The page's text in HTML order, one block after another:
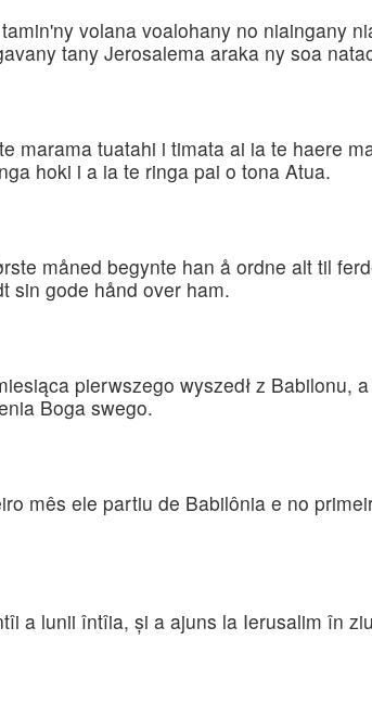
volana voalohany no niaingany
tany Jerosalema araka ny soa
marama tuatahi i timata ai ia te haere
hoki i a ia te ringa pai o tona Atua.
måned begynte han å ordne alt til
sin gode hånd over ham.
pierwszego wyszedł z Babilonu,
Boga swego.
mês ele partiu de Babilônia e no
a lunii întîia, şi a ajuns la Ierusalim în